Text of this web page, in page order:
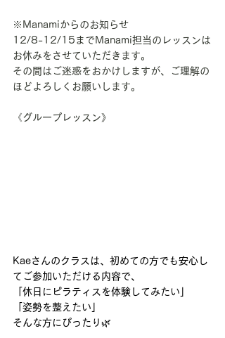
※Manamiからのお知らせ
12/8-12/15までManami担当のレッスンは
お休みをさせていただきます。
その間はご迷惑をおかけしますが、ご理解の
ほどよろしくお願いします。
《グループレッスン》
Kaeさんのクラスは、初めての方でも安心し
てご参加いただける内容で、
「休日にピラティスを体験してみたい」
「姿勢を整えたい」
そんな方にぴったり🌿